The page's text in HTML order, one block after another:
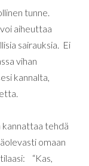
tunne.
voi aiheuttaa
sairauksia. Ei
vihan
kannalta,
kannattaa tehdä
omaan
tilaasi: “Kas,